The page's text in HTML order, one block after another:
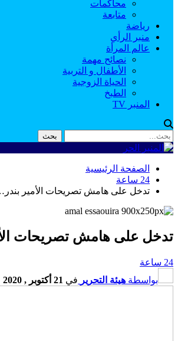
محاكمات
متابعة
رياضة
منبر الرأي
عالم المرأة
نصائح مهمة
الأطفال و التربية
الحياة الزوجية
الطبخ
المنبر TV
الصفحة الرئيسية
24 ساعة
تدخل على هامش تصريحات الأمير
تدخل على هامش تصريحات
24 ساعة
بواسطة هيئة التحرير في 21 أكتوبر , 2020